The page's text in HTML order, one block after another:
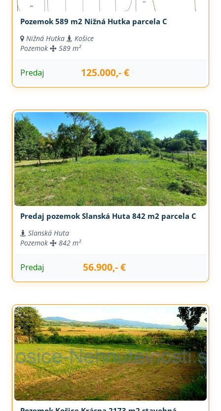
Pozemok 589 m2 Nižná Hutka parcela C
Nižná Hutka
Košice
Pozemok
589 m²
Predaj 125.000,- €
Predaj pozemok Slanská Huta 842 m2 parcela C
Slanská Huta
Pozemok
842 m²
Predaj 56.900,- €